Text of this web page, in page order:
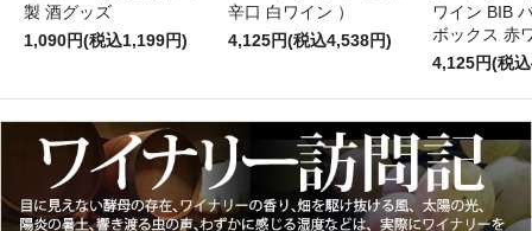
製 酒グッズ
1,090円(税込1,199円)
辛口 白ワイン ）
4,125円(税込4,538円)
ワイン BIB
ボックス 赤
4,125円(税